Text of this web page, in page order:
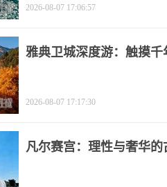
2026-08-07 17:06:57
雅典卫城深度游：触摸千
2026-08-07 17:17:30
凡尔赛宫：理性与奢华